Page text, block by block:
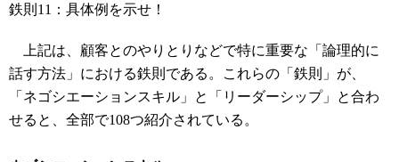
鉄則11：具体例を示せ！
上記は、顧客とのやりとりなどで特に重要な「論理的に
話す方法」における鉄則である。これらの「鉄則」が、
「ネゴシエーションスキル」と「リーダーシップ」と合わ
せると、全部で108つ紹介されている。